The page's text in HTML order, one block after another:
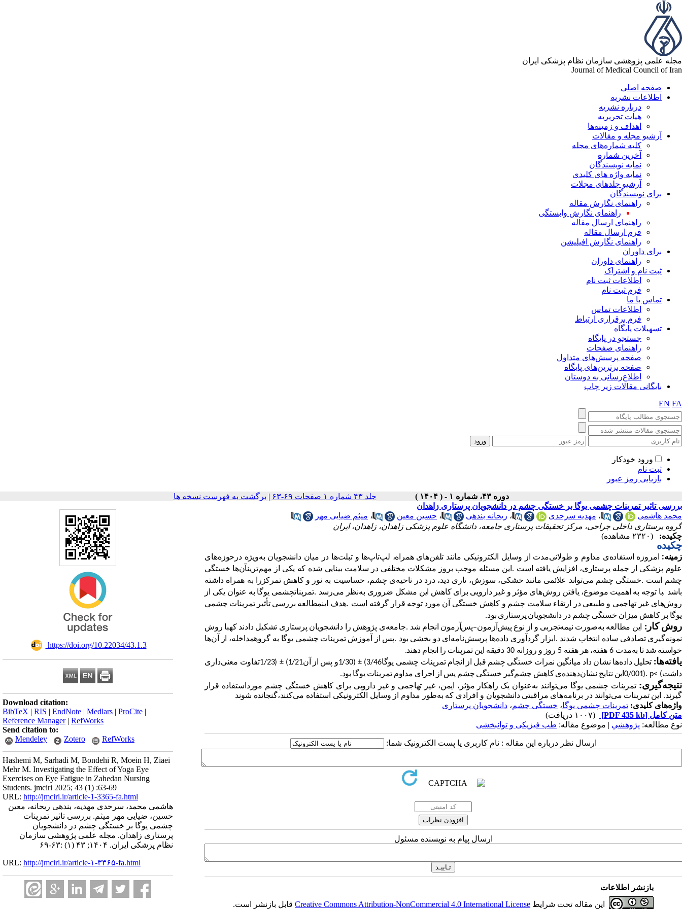
مجله علمی پژوهشی سازمان نظام پزشکی ایران
Journal of Medical Council of Iran
صفحه اصلی
اطلاعات نشریه
درباره نشریه
هیات تحریریه
اهداف و زمینه‌ها
آرشیو مجله و مقالات
کلیه شماره‌های مجله
آخرین شماره
نمایه نویسندگان
نمایه واژه های کلیدی
آرشیو جلدهای مجلات
برای نویسندگان
راهنمای نگارش مقاله
راهنمای نگارش وابستگی
راهنمای ارسال مقاله
فرم ارسال مقاله
راهنمای نگارش افیلیشن
برای داوران
راهنمای داوران
ثبت نام و اشتراک
اطلاعات ثبت نام
فرم ثبت نام
تماس با ما
اطلاعات تماس
فرم برقراری ارتباط
تسهیلات پایگاه
جستجو در پایگاه
راهنمای صفحات
صفحه پرسش‌های متداول
صفحه برترین‌های پایگاه
اطلاع‌رسانی به دوستان
بایگانی مقالات زیر چاپ
EN FA
ورود خودکار
ثبت نام
بازیابی رمز عبور
دوره ۴۳، شماره ۱ - ( ۱۴۰۴ ) جلد ۴۳ شماره ۱ صفحات ۶۹-۶۳ | برگشت به فهرست نسخه ها
‎ https://doi.org/10.22034/43.1.3
Download citation:
BibTeX | RIS | EndNote | Medlars | ProCite |
Reference Manager| RefWorks
Send citation to:
Mendeley
Zotero RefWorks
Hashemi M, Sarhadi M, Bondehi R, Moein H, Ziaei
Mehr M. Investigating the Effect of Yoga Eye
Exercises on Eye Fatigue in Zahedan Nursing
Students. jmciri 2025; 43 (1) :63-69
URL: http://jmciri.ir/article-1-3365-fa.html
هاشمی محمد، سرحدی مهدیه، بندهی ریحانه، معین
حسین، ضیایی مهر میثم. بررسی تاثیر تمرینات
چشمی یوگا بر خستگی چشم در دانشجویان
پرستاری زاهدان. مجله علمی پژوهشی سازمان
نظام پزشکی ایران. ۱۴۰۴; ۴۳ (۱) :۶۳-۶۹
URL: http://jmciri.ir/article-۱-۳۳۶۵-fa.html
بررسی تاثیر تمرینات چشمی یوگا بر خستگی چشم در دانشجویان پرستاری زاهدان
محمد هاشمی
، مهدیه سرحدی ، ریحانه بندهی ، حسین معین ، میثم ضیایی مهر
گروه پرستاری داخلی جراحی، مرکز تحقیقات پرستاری جامعه، دانشگاه علوم پزشکی زاهدان، زاهدان، ایران
چکیده:
(۲۳۲۰ مشاهده)
چکیده
زمینه: امروزه استفادهی مداوم و طولانیمدت از وسایل الکترونیکی مانند تلفنهای همراه، لپتاپها و تبلتها در میان دانشجویان بهویژه در حوزههای
علوم پزشکی از جمله پرستاری، افزایش یافته است .این مسئله موجب بروز مشکلات مختلفی در سلامت بینایی شده که یکی از مهمترینآنها خستگی
چشم است .خستگی چشم میتواند علائمی مانند خشکی، سوزش، تاری دید، درد در ناحیهی چشم، حساسیت به نور و کاهش تمرکز را به همراه داشته
باشد .با توجه به اهمیت موضوع، یافتن روشهای مؤثر و غیر دارویی برای کاهش این مشکل ضروری بهنظر میرسد .تمریناتچشمی یوگا به عنوان یکی از
روشهای غیر تهاجمی و طبیعی در ارتقاء سلامت چشم و کاهش خستگی آن مورد توجه قرار گرفته است .هدف اینمطالعه بررسی تأثیر تمرینات چشمی
یوگا بر کاهش میزان خستگی چشم در دانشجویان پرستاری بود.
روش کار: این مطالعه بهصورت نیمهتجربی و از نوع پیشآزمون–پسآزمون انجام شد .جامعهی پژوهش را دانشجویان پرستاری تشکیل دادند کهبا روش
نمونهگیری تصادفی ساده انتخاب شدند .ابزار گردآوری دادهها پرسشنامهای دو بخشی بود .پس از آموزش تمرینات چشمی یوگا به گروهمداخله، از آنها
خواسته شد تا بهمدت 6 هفته، هر هفته 5 روز و روزانه 30 دقیقه این تمرینات را انجام دهند.
یافتهها: تحلیل دادهها نشان داد میانگین نمرات خستگی چشم قبل از انجام تمرینات چشمی یوگا(3/46
±
1/30)و پس از آن(1/21
±
1/23)تفاوت معنیداری
داشت(
p<
0/001).این نتایج نشاندهندهی کاهش چشمگیر خستگی چشم پس از اجرای مداوم تمرینات یوگا بود.
نتیجهگیری: تمرینات چشمی یوگا میتوانند بهعنوان یک راهکار مؤثر، ایمن، غیر تهاجمی و غیر دارویی برای کاهش خستگی چشم مورداستفاده قرار
گیرند. این تمرینات میتوانند در برنامههای مراقبتی دانشجویان و افرادی که بهطور مداوم از وسایل الکترونیکی استفاده میکنند،گنجانده شوند
واژه‌های کلیدی: تمرینات چشمی یوگا، خستگی چشم، دانشجویان پرستاری
متن کامل [PDF 435 kb]
(۱۰۰۷ دریافت)
نوع مطالعه: پژوهشي | موضوع مقاله: طب فیزیکی و توانبخشی
ارسال نظر درباره این مقاله : نام کاربری یا پست الکترونیک شما:
ارسال پیام به نویسنده مسئول
بازنشر اطلاعات
این مقاله تحت شرایط Creative Commons Attribution-NonCommercial 4.0 International Licenseقابل بازنشر است.